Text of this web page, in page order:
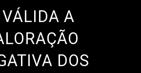
VÁLIDA A
DOS